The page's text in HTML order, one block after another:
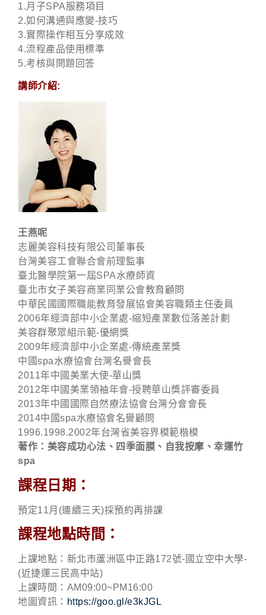
1.月子SPA服務項目
2.如何溝通與應變-技巧
3.實際操作相互分享成效
4.流程產品使用標準
5.考核與問題回答
講師介紹:
王燕呢
志麗美容科技有限公司董事長
台灣美容工會聯合會前理監事
臺北醫學院第一屆SPA水療師資
臺北市女子美容商業同業公會教育顧問
中華民國國際職能教育發展協會美容職類主任委員
2006年經濟部中小企業處-縮短產業數位落差計劃
美容群聚眾組示範-優網獎
2009年經濟部中小企業處-傳統產業獎
中國spa水療協會台灣名譽會長
2011年中國美業大使-華山獎
2012年中國美業領袖年會-授聘華山獎評審委員
2013年中國國際自然療法協會台灣分會會長
2014中國spa水療協會名譽顧問
1996.1998.2002年台灣省美容界模範楷模
著作：美容成功心法、四季面膜、自我按摩、幸運竹
spa
課程日期：
預定11月(連續三天)採預約再排課
課程地點時間：
上課地點：新北市蘆洲區中正路172號-國立空中大學-
(近捷運三民高中站)
上課時間：AM09:00~PM16:00
地圖資訊： https://goo.gl/e3kJGL